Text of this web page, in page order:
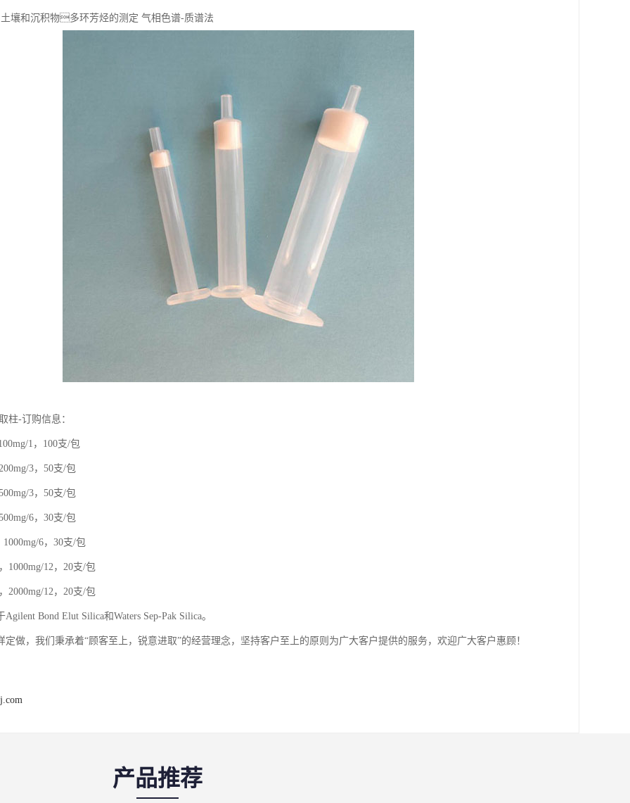
⼟壤和沉积物多环芳烃的测定 ⽓相⾊谱-质谱法
柱-订购信息：
1，100支/包
3，50支/包
3，50支/包
6，30支/包
1000mg/6，30支/包
1000mg/12，20支/包
2000mg/12，20支/包
Agilent Bond Elut Silica和Waters Sep-Pak Silica。
定做，我们秉承着“顾客至上，锐意进取”的经营理念，坚持客户至上的原则为广大客户提供的服务，欢迎广大客户惠顾！
产品推荐